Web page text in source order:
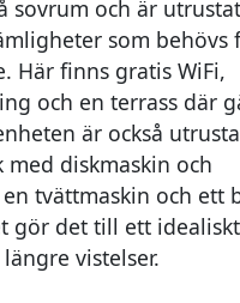
sovrum och är
som behövs
Här finns gratis WiFi,
och en terrass där
är också
med diskmaskin och
tvättmaskin och ett
gör det till ett
vistelser.